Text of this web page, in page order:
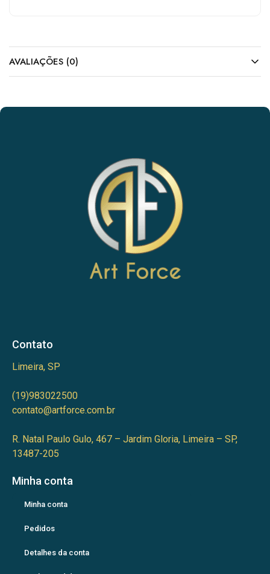
AVALIAÇÕES (0)
Contato
Limeira, SP
(19)983022500
contato@artforce.com.br
R. Natal Paulo Gulo, 467 – Jardim Gloria, Limeira – SP,
13487-205
Minha conta
Minha conta
Pedidos
Detalhes da conta